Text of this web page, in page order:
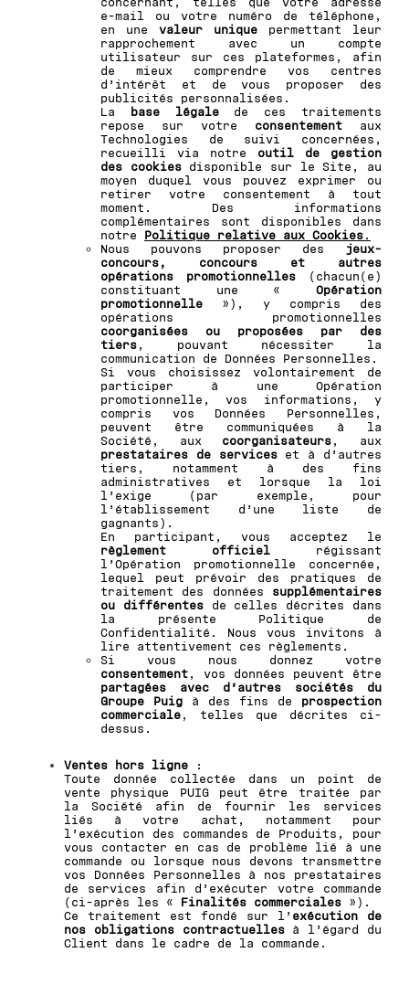
e-mail ou votre numéro de téléphone,
en une valeur unique permettant leur
rapprochement avec un compte
utilisateur sur ces plateformes, afin
de mieux comprendre vos centres
d’intérêt et de vous proposer des
publicités personnalisées.
La
base légalede ces traitements
repose sur votre consentement aux
Technologies de suivi concernées,
recueilli via notre outil de gestion
des cookiesdisponible sur le Site, au
moyen duquel vous pouvez exprimer ou
retirer votre consentement à tout
moment. Des informations
complémentaires sont disponibles dans
notre Politique relative aux Cookies .
Nous pouvons proposer des
jeux-
concours, concours et autres
opérations promotionnelles (chacun(e)
constituant une « Opération
promotionnelle »), y compris des
opérations promotionnelles
coorganisées ou proposées par des
tiers , pouvant nécessiter la
communication de Données Personnelles.
Si vous choisissez volontairement de
participer à une Opération
promotionnelle, vos informations, y
compris vos Données Personnelles,
peuvent être communiquées à la
Société, aux coorganisateurs , aux
prestataires de serviceset à d’autres
tiers, notamment à des fins
administratives et lorsque la loi
l’exige (par exemple, pour
l’établissement d’une liste de
gagnants).
En participant, vous acceptez le
règlement officiel régissant
l’Opération promotionnelle concernée,
lequel peut prévoir des pratiques de
traitement des données supplémentaires
ou différentesde celles décrites dans
la présente Politique de
Confidentialité. Nous vous invitons à
lire attentivement ces règlements.
Si vous nous donnez votre
consentement , vos données peuvent être
partagées avec d’autres sociétés du
Groupe Puig à des fins de prospection
commerciale , telles que décrites ci-
dessus.
Ventes hors ligne :
Toute donnée collectée dans un point de
vente physique PUIG peut être traitée par
la Société afin de fournir les services
liés à votre achat, notamment pour
l’exécution des commandes de Produits, pour
vous contacter en cas de problème lié à une
commande ou lorsque nous devons transmettre
vos Données Personnelles à nos prestataires
de services afin d’exécuter votre commande
(ci-après les « Finalités commerciales »).
Ce traitement est fondé sur l’ exécution de
nos obligations contractuellesà l’égard du
Client dans le cadre de la commande.